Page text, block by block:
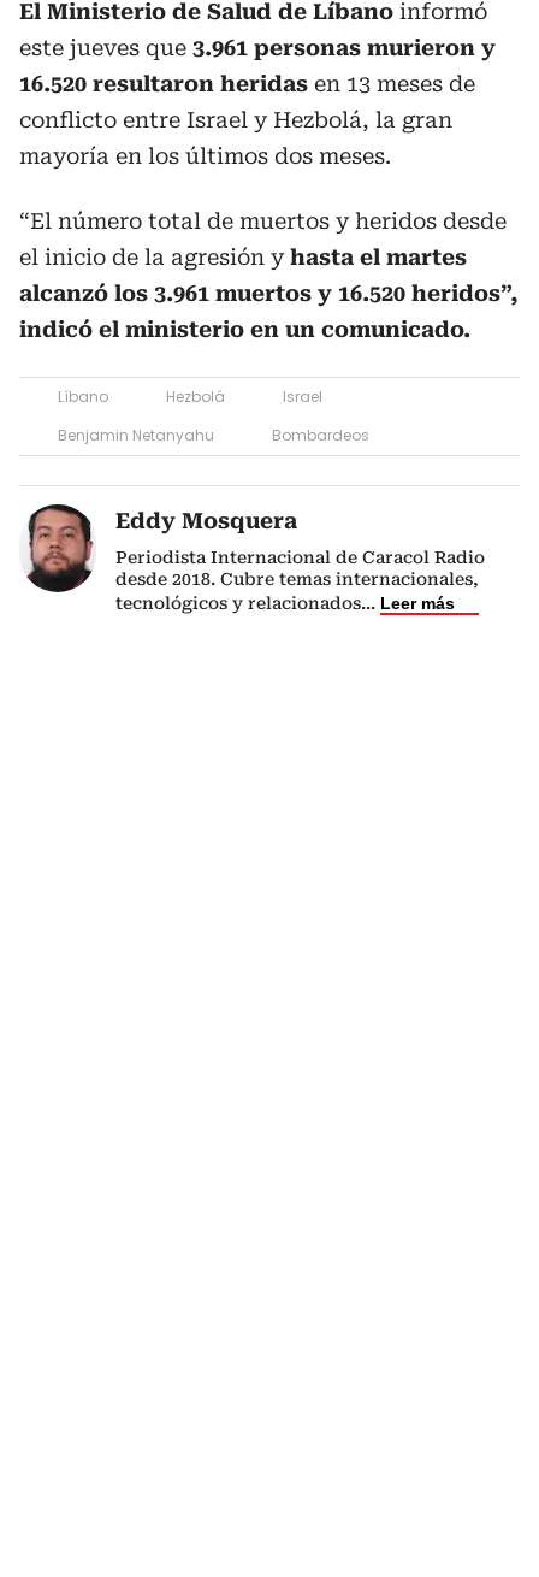
El Ministerio de Salud de Líbano informó
este jueves que 3.961 personas murieron y
16.520 resultaron heridas en 13 meses de
conflicto entre Israel y Hezbolá, la gran
mayoría en los últimos dos meses.
“El número total de muertos y heridos desde
el inicio de la agresión yhasta el martes
alcanzó los 3.961 muertos y 16.520 heridos”,
indicó el ministerio en un comunicado.
Líbano Hezbolá
Israel
Benjamin Netanyahu
Bombardeos
Eddy Mosquera
Periodista Internacional de Caracol Radio
desde 2018. Cubre temas internacionales,
tecnológicos y relacionados... Leer más